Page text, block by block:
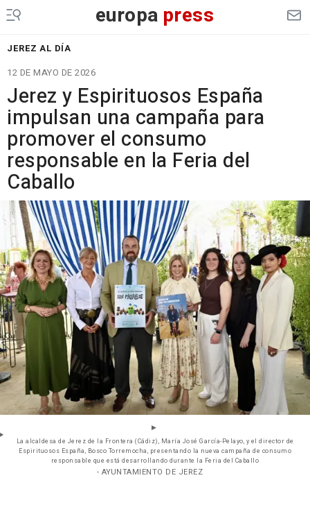
europa press
JEREZ AL DÍA
12 DE MAYO DE 2026
Jerez y Espirituosos España
impulsan una campaña para
promover el consumo
responsable en la Feria del
Caballo
La alcaldesa de Jerez de la Frontera (Cádiz), María José García-Pelayo, y el director de
Espirituosos España, Bosco Torremocha, presentando la nueva campaña de consumo
responsable que está desarrollando durante la Feria del Caballo
- AYUNTAMIENTO DE JEREZ